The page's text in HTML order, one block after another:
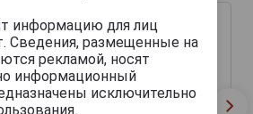
информацию для лиц
Сведения, размещенные на
рекламой, носят
информационный
исключительно